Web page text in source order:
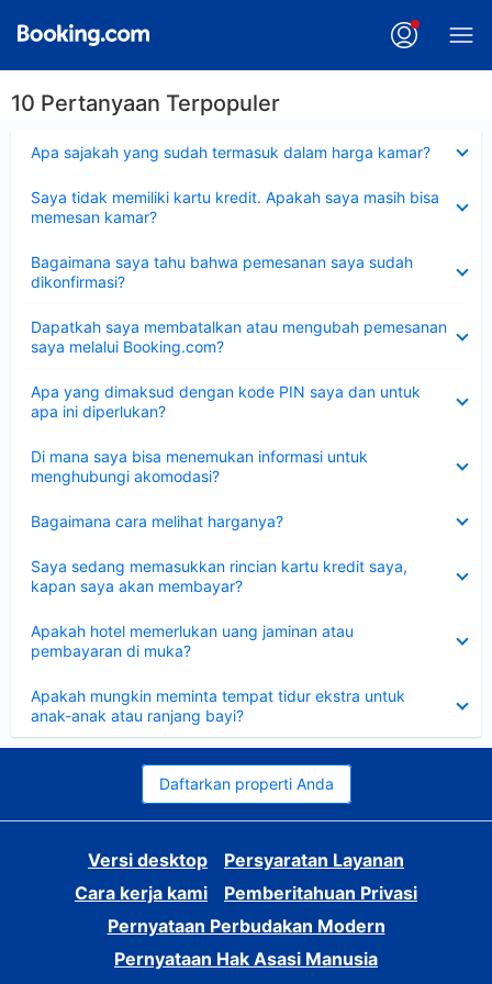
10 Pertanyaan Terpopuler
Apa sajakah yang sudah termasuk dalam harga kamar?
Saya tidak memiliki kartu kredit. Apakah saya masih bisa
memesan kamar?
Bagaimana saya tahu bahwa pemesanan saya sudah
dikonfirmasi?
Dapatkah saya membatalkan atau mengubah pemesanan
saya melalui Booking.com?
Apa yang dimaksud dengan kode PIN saya dan untuk
apa ini diperlukan?
Di mana saya bisa menemukan informasi untuk
menghubungi akomodasi?
Bagaimana cara melihat harganya?
Saya sedang memasukkan rincian kartu kredit saya,
kapan saya akan membayar?
Apakah hotel memerlukan uang jaminan atau
pembayaran di muka?
Apakah mungkin meminta tempat tidur ekstra untuk
anak-anak atau ranjang bayi?
Daftarkan properti Anda
Versi desktop
Persyaratan Layanan
Cara kerja kami
Pemberitahuan Privasi
Pernyataan Perbudakan Modern
Pernyataan Hak Asasi Manusia